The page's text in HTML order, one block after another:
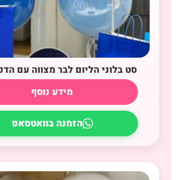
סט בלוני הליום לבר מצווה עם
מידע נוסף
הזמנה בוואטסאפ